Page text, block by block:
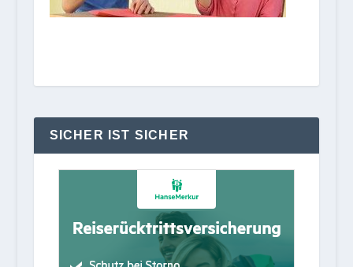
SICHER IST SICHER